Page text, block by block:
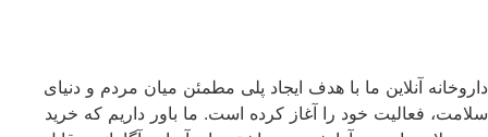
داروخانه آنلاین ما با هدف ایجاد پلی مطمئن میان مردم و دنیای
سلامت، فعالیت خود را آغاز کرده است. ما باور داریم که خرید